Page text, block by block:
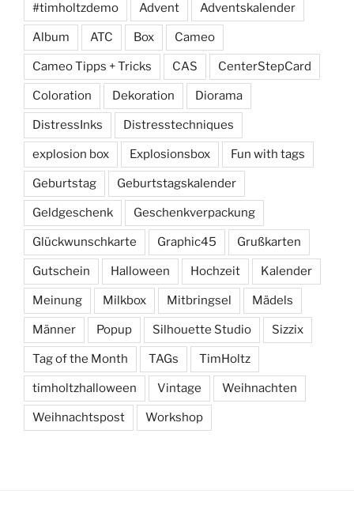
#timholtzdemo Advent Adventskalender
Album ATC Box Cameo
Cameo Tipps + Tricks CAS CenterStepCard
Coloration Dekoration Diorama
DistressInks Distresstechniques
explosion box Explosionsbox Fun with tags
Geburtstag Geburtstagskalender
Geldgeschenk Geschenkverpackung
Glückwunschkarte Graphic45 Grußkarten
Gutschein Halloween Hochzeit Kalender
Meinung Milkbox Mitbringsel Mädels
Männer Popup Silhouette Studio Sizzix
Tag of the Month TAGs TimHoltz
timholtzhalloween Vintage Weihnachten
Weihnachtspost Workshop